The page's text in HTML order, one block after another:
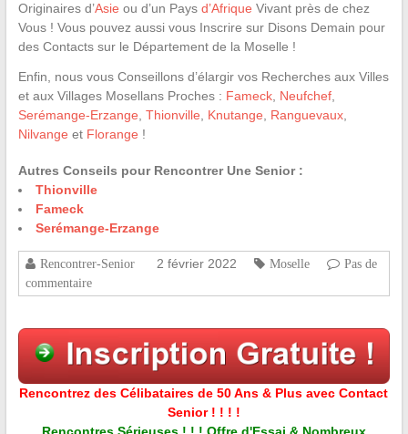
Originaires d’Asie ou d’un Pays d’Afrique Vivant près de chez
Vous ! Vous pouvez aussi vous Inscrire sur Disons Demain pour
des Contacts sur le Département de la Moselle !
Enfin, nous vous Conseillons d’élargir vos Recherches aux Villes
et aux Villages Mosellans Proches : Fameck, Neufchef,
Serémange-Erzange, Thionville, Knutange, Ranguevaux,
Nilvange et Florange !
Autres Conseils pour Rencontrer Une Senior :
Thionville
Fameck
Serémange-Erzange
Rencontrer-Senior 2 février 2022 Moselle
Pas de
commentaire
Rencontrez des Célibataires de 50 Ans & Plus avec Contact
Senior ! ! ! !